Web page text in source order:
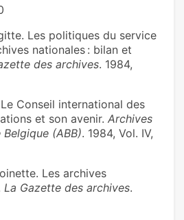
Les politiques du service
nationales : bilan et
des archives. 1984,
Conseil international des
et son avenir. Archives
(ABB). 1984, Vol. IV,
Les archives
La Gazette des archives.